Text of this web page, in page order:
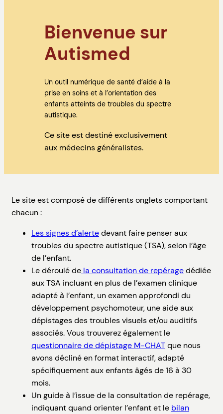
Bienvenue sur
Autismed
Un outil numérique de santé d’aide à la
prise en soins et à l’orientation des
enfants atteints de troubles du spectre
autistique.
Ce site est destiné exclusivement
aux médecins généralistes.
Le site est composé de différents onglets comportant
chacun :
Les signes d’alertedevant faire penser aux
troubles du spectre autistique (TSA), selon l’âge
de l’enfant.
Le déroulé de la consultation de repéragedédiée
aux TSA incluant en plus de l’examen clinique
adapté à l’enfant, un examen approfondi du
développement psychomoteur, une aide aux
dépistages des troubles visuels et/ou auditifs
associés. Vous trouverez également le
questionnaire de dépistage M-CHATque nous
avons décliné en format interactif, adapté
spécifiquement aux enfants âgés de 16 à 30
mois.
Un guide à l’issue de la consultation de repérage,
indiquant quand orienter l’enfant et le bilan